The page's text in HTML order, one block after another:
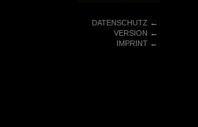
DATENSCHUTZ←
VERSION ←
IMPRINT←